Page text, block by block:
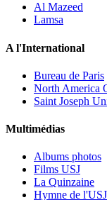
Al Mazeed
Lamsa
A l'International
Bureau de Paris
North America
Saint Joseph
Multimédias
Albums photos
Films USJ
La Quinzaine
Hymne de l'USJ